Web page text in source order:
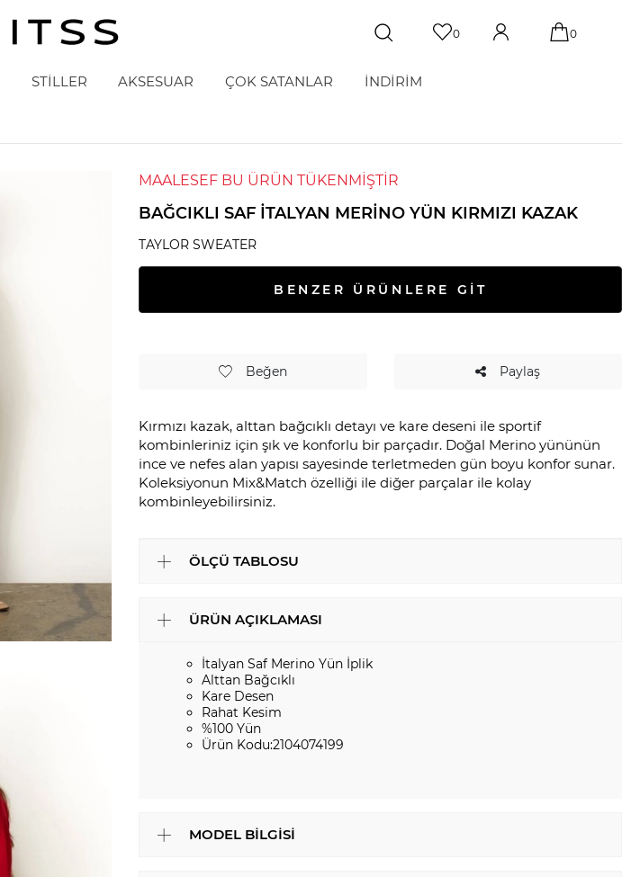
0 0
STİLLER AKSESUAR ÇOK SATANLAR İNDİRİM
MAALESEF BU ÜRÜN TÜKENMİŞTİR
BAĞCIKLI SAF İTALYAN MERINO YÜN KIRMIZI KAZAK
TAYLOR SWEATER
BENZER ÜRÜNLERE GİT
Beğen Paylaş
Kırmızı kazak, alttan bağcıklı detayı ve kare deseni ile sportif
kombinleriniz için şık ve konforlu bir parçadır. Doğal Merino yününün
ince ve nefes alan yapısı sayesinde terletmeden gün boyu konfor sunar.
Koleksiyonun Mix&Match özelliği ile diğer parçalar ile kolay
kombinleyebilirsiniz.
ÖLÇÜ TABLOSU
ÜRÜN AÇIKLAMASI
İtalyan Saf Merino Yün İplik
Alttan Bağcıklı
Kare Desen
Rahat Kesim
%100 Yün
Ürün Kodu:2104074199
MODEL BILGISI